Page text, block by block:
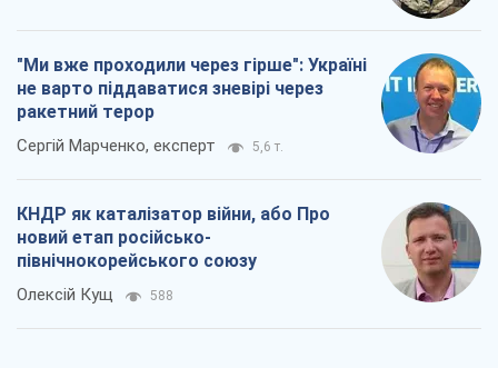
"Ми вже проходили через гірше": Україні
не варто піддаватися зневірі через
ракетний терор
Сергій Марченко, експерт 5,6 т.
КНДР як каталізатор війни, або Про
новий етап російсько-
північнокорейського союзу
Олексій Кущ 588